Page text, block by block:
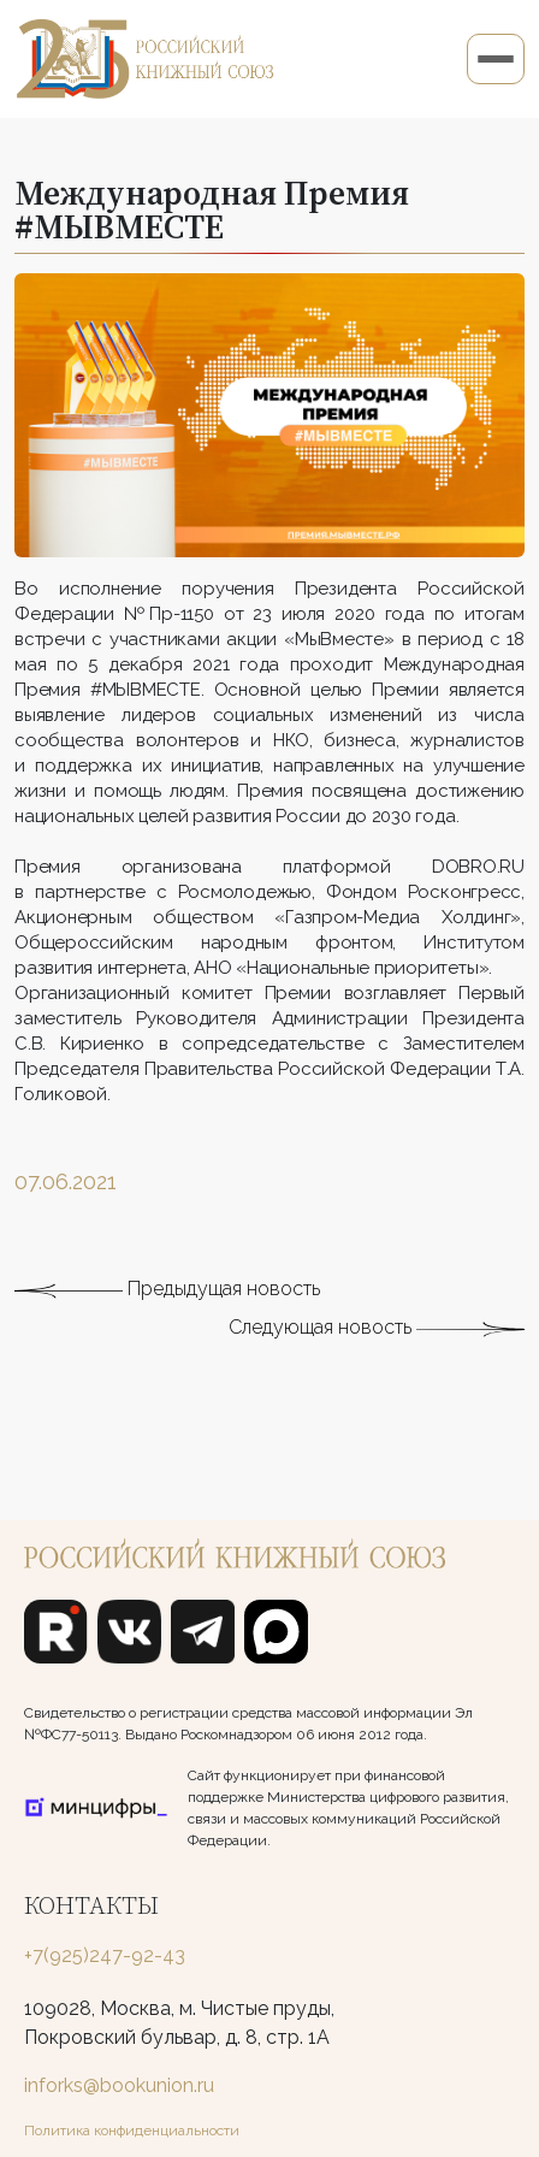
Международная Премия
#МЫВМЕСТЕ
Во исполнение поручения Президента Российской
Федерации №Пр-1150 от 23 июля 2020 года по итогам
встречи с участниками акции «МыВместе» в период с 18
мая по 5 декабря 2021 года проходит Международная
Премия #МЫВМЕСТЕ. Основной целью Премии является
выявление лидеров социальных изменений из числа
сообщества волонтеров и НКО, бизнеса, журналистов
и поддержка их инициатив, направленных на улучшение
жизни и помощь людям. Премия посвящена достижению
национальных целей развития России до 2030 года.
Премия организована платформой DOBRO.RU
в партнерстве с Росмолодежью, Фондом Росконгресс,
Акционерным обществом «Газпром-Медиа Холдинг»,
Общероссийским народным фронтом, Институтом
развития интернета, АНО «Национальные приоритеты».
Организационный комитет Премии возглавляет Первый
заместитель Руководителя Администрации Президента
С.В. Кириенко в сопредседательстве с Заместителем
Председателя Правительства Российской Федерации Т.А.
Голиковой.
07.06.2021
Предыдущая новость
Следующая новость
Свидетельство о регистрации средства массовой информации Эл
№ФС77-50113. Выдано Роскомнадзором 06 июня 2012 года.
Сайт функционирует при финансовой
поддержке Министерства цифрового развития,
связи и массовых коммуникаций Российской
Федерации.
КОНТАКТЫ
+7(925)247-92-43
109028, Москва, м. Чистые пруды,
Покровский бульвар, д. 8, стр. 1А
inforks@bookunion.ru
Политика конфиденциальности